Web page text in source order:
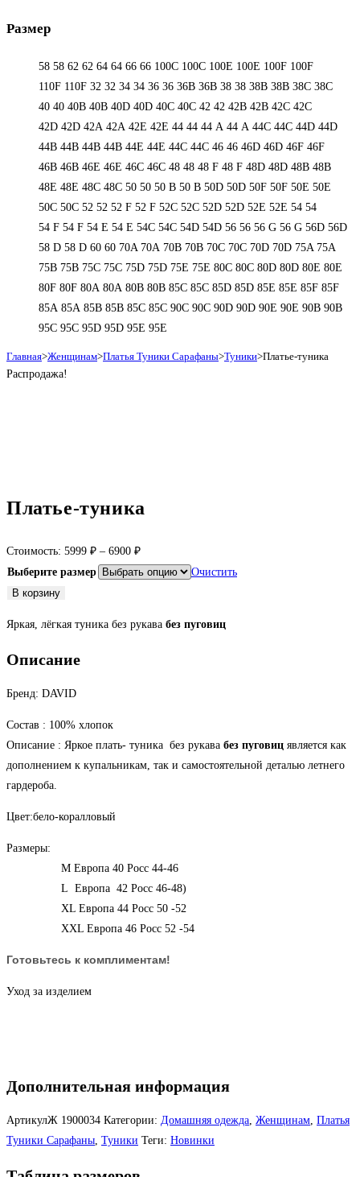
Размер
58 58 62 62 64 64 66 66 100C 100C 100E 100E 100F 100F
110F 110F 32 32 34 34 36 36 36B 36B 38 38 38B 38B 38С 38С
40 40 40B 40B 40D 40D 40С 40С 42 42 42B 42B 42C 42C
42D 42D 42А 42А 42Е 42Е 44 44 44 А 44 А 44C 44C 44D 44D
44В 44В 44В 44В 44Е 44Е 44С 44С 46 46 46D 46D 46F 46F
46В 46В 46Е 46Е 46С 46С 48 48 48 F 48 F 48D 48D 48В 48В
48Е 48Е 48С 48С 50 50 50 B 50 B 50D 50D 50F 50F 50Е 50Е
50С 50С 52 52 52 F 52 F 52C 52C 52D 52D 52E 52E 54 54
54 F 54 F 54 Е 54 Е 54C 54C 54D 54D 56 56 56 G 56 G 56D 56D
58 D 58 D 60 60 70A 70A 70B 70B 70C 70C 70D 70D 75A 75A
75B 75B 75C 75C 75D 75D 75E 75E 80C 80C 80D 80D 80E 80E
80F 80F 80А 80А 80В 80В 85C 85C 85D 85D 85E 85E 85F 85F
85А 85А 85В 85В 85С 85С 90C 90C 90D 90D 90E 90E 90В 90В
95C 95C 95D 95D 95E 95E
Главная>Женщинам>Платья Туники Сарафаны>Туники>Платье-туника
Распродажа!
Платье-туника
Стоимость: 5999 ₽ – 6900 ₽
Выберите размер
Очистить
Количество
Платье-
туника
В корзину
Яркая, лёгкая туника без рукава без пуговиц
Описание
Бренд: DAVID
Состав : 100% хлопок
Описание : Яркое плать- туника без рукава без пуговиц является как
дополнением к купальникам, так и самостоятельной деталью летнего
гардероба.
Цвет:бело-коралловый
Размеры:
М Европа 40 Росс 44-46
L Европа 42 Росс 46-48)
ХL Европа 44 Росс 50 -52
ХХL Европа 46 Росс 52 -54
Готовьтесь к комплиментам!
Уход за изделием
Дополнительная информация
АртикулЖ 1900034 Категории: Домашняя одежда, Женщинам, Платья
Туники Сарафаны, Туники Теги: Новинки